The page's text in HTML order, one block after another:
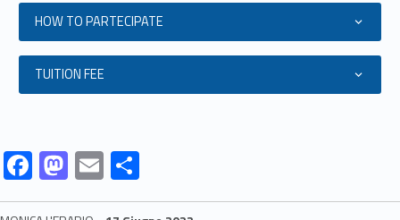
HOW TO PARTECIPATE
TUITION FEE
Link identifier #identifier__77393-28 F
ac
Link identifier #identifier__73466-29 M
as
Link identifier #identifier__151206-30 E
m
Link identifier #identifier__102092-31
o